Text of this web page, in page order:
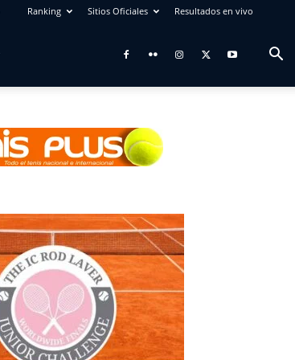
Ranking Sitios Oficiales Resultados en vivo